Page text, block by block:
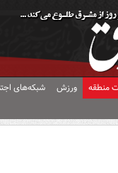
منطقه ورزش شبکه‌های